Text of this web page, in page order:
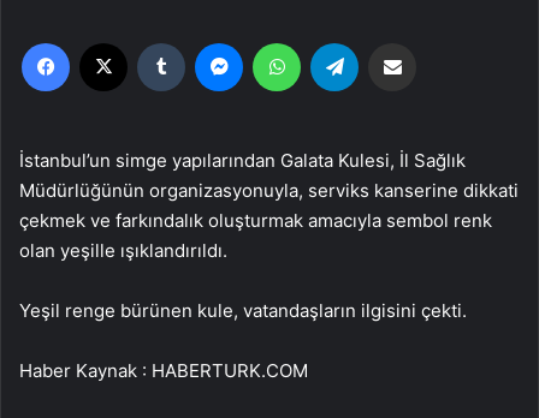
Facebook Tumblr MessengerWhatsApp
İstanbul’un simge yapılarından Galata Kulesi, İl Sağlık
Müdürlüğünün organizasyonuyla, serviks kanserine dikkati
çekmek ve farkındalık oluşturmak amacıyla sembol renk
olan yeşille ışıklandırıldı.
Yeşil renge bürünen kule, vatandaşların ilgisini çekti.
Haber Kaynak : HABERTURK.COM